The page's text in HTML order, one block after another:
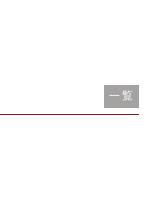
一覧